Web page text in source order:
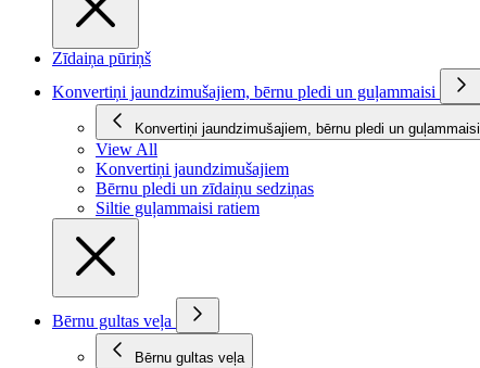
Zīdaiņa pūriņš
Konvertiņi jaundzimušajiem, bērnu pledi un guļammaisi
Konvertiņi jaundzimušajiem, bērnu pledi un guļammaisi
View All
Konvertiņi jaundzimušajiem
Bērnu pledi un zīdaiņu sedziņas
Siltie guļammaisi ratiem
Bērnu gultas veļa
Bērnu gultas veļa